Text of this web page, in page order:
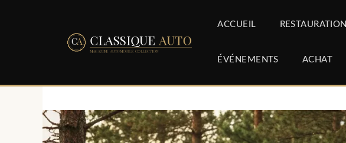
ACCUEIL RESTAURATION
ÉVÉNEMENTS ACHAT